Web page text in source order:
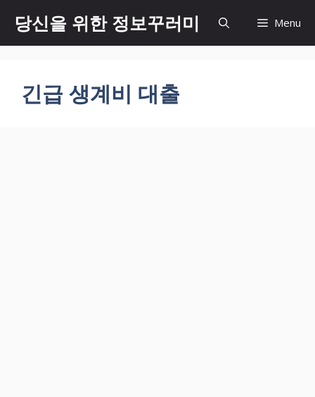
content
당신을 위한 정보꾸러미 Menu
긴급 생계비 대출